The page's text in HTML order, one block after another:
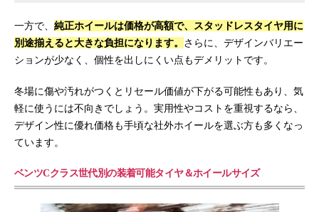
一方で、 純正ホイールは価格が高額で、スタッドレスタイヤ用に
別途揃えると大きな負担になります。 さらに、デザインバリエー
ションが少なく、個性を出しにくい点もデメリットです。
冬場に傷や汚れがつくとリセール価値が下がる可能性もあり、気
軽に使うには不向きでしょう。実用性やコストを重視するなら、
デザイン性に優れ価格も手頃な社外ホイールを選ぶ方も多くなっ
ています。
ベンツCクラス世代別の装着可能タイヤ＆ホイールサイズ